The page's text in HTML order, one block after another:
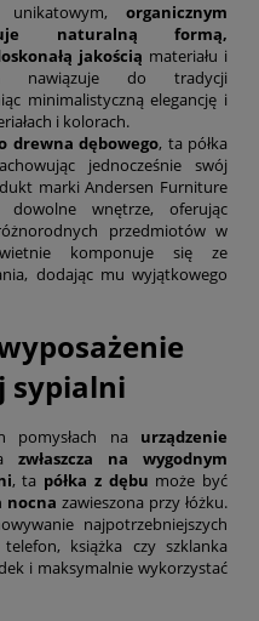
unikatowym,organicznym
naturalną formą,
jakością materiału i
nawiązuje do tradycji
minimalistyczną elegancję i
i kolorach.
drewna dębowego, ta półka
jednocześnie swój
marki Andersen Furniture
wnętrze, oferując
przedmiotów w
komponuje się ze
dodając mu wyjątkowego
sypialni
pomysłach na urządzenie
zwłaszcza na wygodnym
, ta półka z dębu może być
nocna zawieszona przy łóżku.
najpotrzebniejszych
książka czy szklanka
i maksymalnie wykorzystać